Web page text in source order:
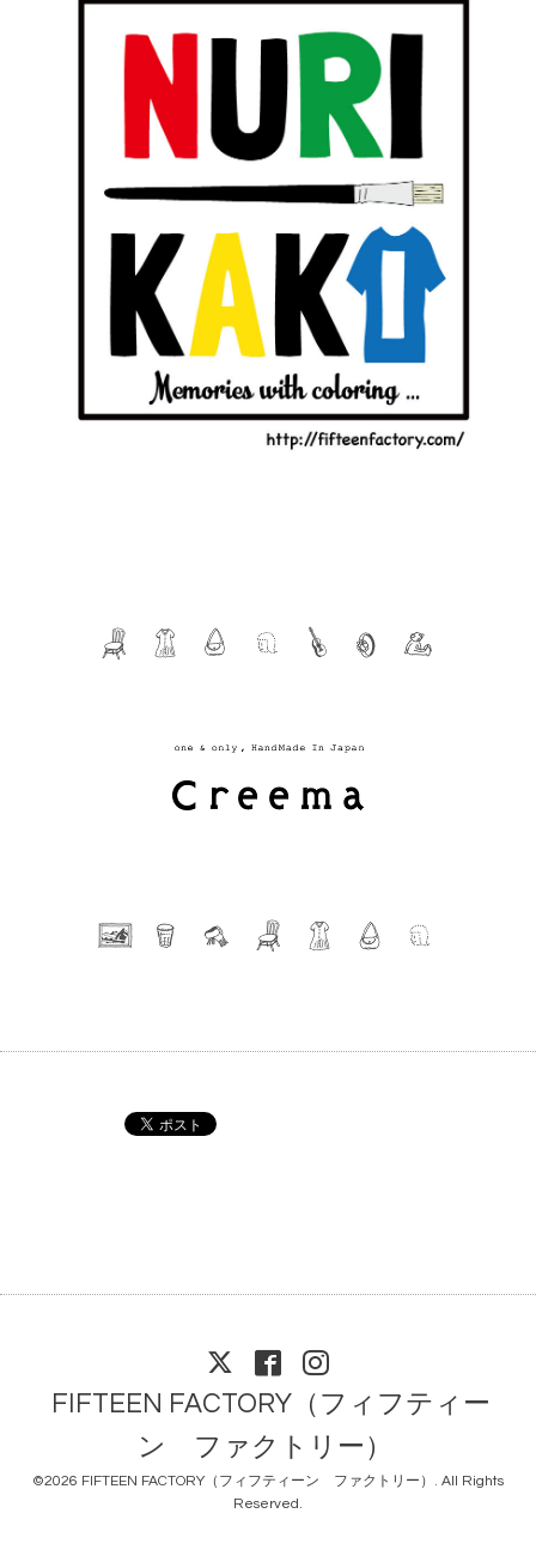
FIFTEEN FACTORY（フィフティー
ン ファクトリー）
©2026 FIFTEEN FACTORY（フィフティーン ファクトリー） . All Rights
Reserved.